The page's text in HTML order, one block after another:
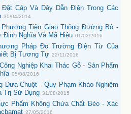
Đặt Cáp Và Dây Dẫn Điện Trong Các
30/04/2014
Phương Tiện Giao Thông Đường Bộ -
Định Nghĩa Và Mã Hiệu 01/02/2016
Pháp Đo Trường Điện Từ Của
Bị Tương Tự 22/11/2016
Nghiệp Khai Thác Gỗ - Sản Phẩm
05/08/2016
Dưa Chuột - Quy Phạm Khảo Nghiệm
Trị Sử Dụng 31/08/2015
Phẩm Không Chứa Chất Béo - Xác
27/05/2016